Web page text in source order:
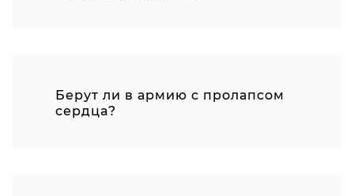
Берут ли в армию с пролапсом
сердца?